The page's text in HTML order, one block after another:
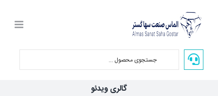
content
گالری ویدئو